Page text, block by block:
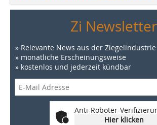
Zi Newsletter
» Relevante News aus der Ziegelindustrie
» monatliche Erscheinungsweise
» kostenlos und jederzeit kündbar
Anti-Roboter-
Hier klicken